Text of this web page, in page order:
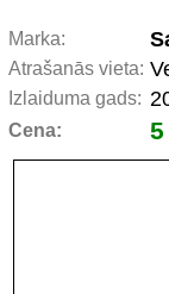
Marka:
Atrašanās vieta:
Izlaiduma gads:
Cena: 5